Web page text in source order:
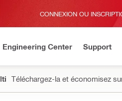
CONNEXION OU
Engineering Center Support
Téléchargez-la et économisez